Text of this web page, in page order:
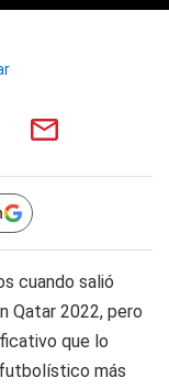
cuando salió
Qatar 2022, pero
que lo
más